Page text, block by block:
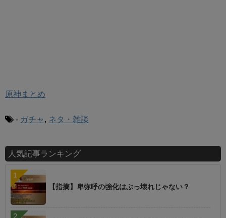
原神まとめ
- ガチャ , ネタ・雑談
人気記事ランキング
【指摘】卑弥呼の強化はぶっ壊れじゃない？